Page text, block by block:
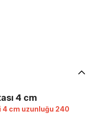
4 cm
4 cm uzunluğu 240